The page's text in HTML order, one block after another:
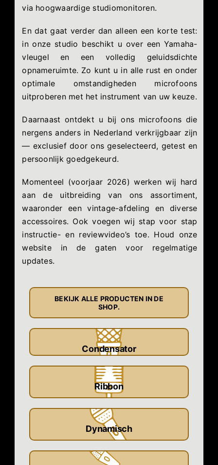
via hoogwaardige studiomonitoren.
En dat gaat verder dan alleen een korte test:
in onze studio beschikt u over een Yamaha-
vleugel en een volledig geluidsdichte
opnameruimte. Zo kunt u in alle rust en onder
optimale omstandigheden microfoons
uitproberen met het instrument van uw keuze.
Daarnaast ontdekt u bij ons microfoons die
nergens anders in Nederland verkrijgbaar zijn
— exclusief door ons geselecteerd, getest en
persoonlijk goedgekeurd.
Momenteel (voorjaar 2026) werken wij hard
aan de uitbreiding van ons assortiment,
waaronder een vintage-afdeling en diverse
accessoires. Ook voegen wij stap voor stap
instructie- en reviewvideo’s toe. Houd onze
website in de gaten voor regelmatige
updates.
BEKIJK ALLE PRODUCTEN IN DE
SHOP.
Condensator
Ribbon
Dynamisch